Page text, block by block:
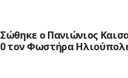
Σώθηκε ο Πανιώνιος
0 τον Φωστήρα